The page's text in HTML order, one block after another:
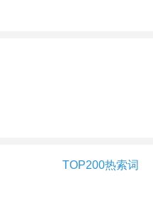
TOP200热索词